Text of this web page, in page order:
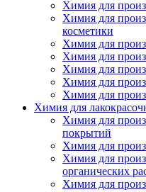
Химия для
Химия для
косметики
Химия для
Химия для
Химия для
Химия для
Химия для
Химия для
Химия для
покрытий
Химия для
Химия для
органических
Химия для